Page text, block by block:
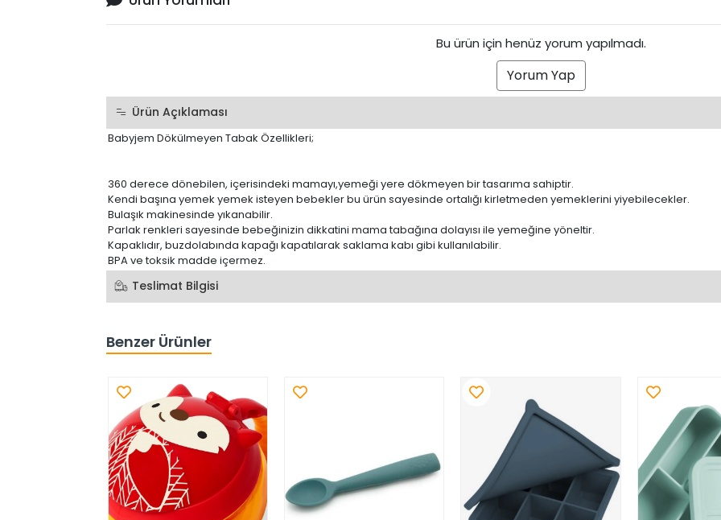
Bu ürün için henüz yorum yapılmadı.
Yorum Yap
Ürün Açıklaması
Babyjem Dökülmeyen Tabak Özellikleri;
360 derece dönebilen, içerisindeki mamayı,yemeği yere dökmeyen bir tasarıma sahiptir.
Kendi başına yemek yemek isteyen bebekler bu ürün sayesinde ortalığı kirletmeden yemeklerini yiyebilecekler.
Bulaşık makinesinde yıkanabilir.
Parlak renkleri sayesinde bebeğinizin dikkatini mama tabağına dolayısı ile yemeğine yöneltir.
Kapaklıdır, buzdolabında kapağı kapatılarak saklama kabı gibi kullanılabilir.
BPA ve toksik madde içermez.
Teslimat Bilgisi
Benzer Ürünler